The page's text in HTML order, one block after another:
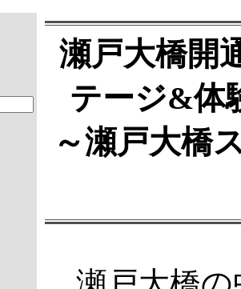
瀬戸大橋開
テージ&体
～瀬戸大橋